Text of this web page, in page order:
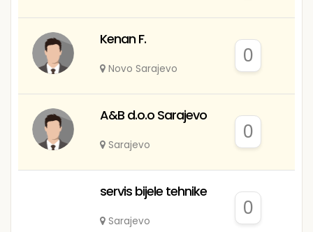
Kenan F.
Novo Sarajevo
0
A&B d.o.o Sarajevo
Sarajevo
0
servis bijele tehnike
Sarajevo
0